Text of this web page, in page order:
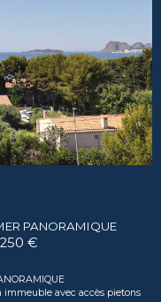
PANORAMIQUE
€
immeuble avec accès pietons